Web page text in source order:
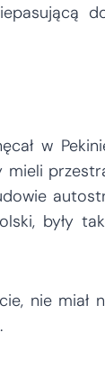
w
mieli
były
nie miał